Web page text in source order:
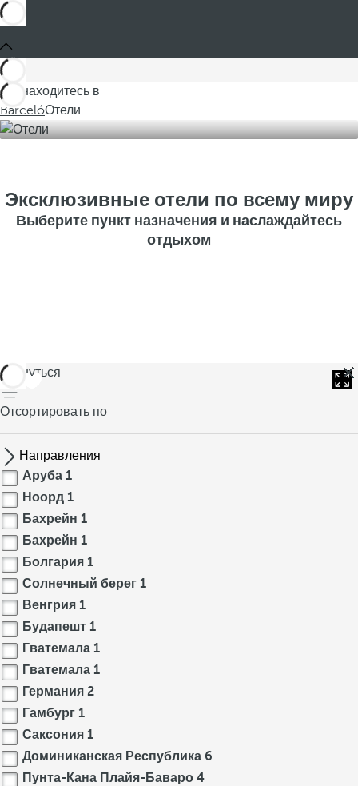
Вы находитесь в
BarcelóОтели
Эксклюзивные отели по всему миру
Выберите пункт назначения и наслаждайтесь
отдыхом
вернуться
Отсортировать по
Направления
Аруба 1
Ноорд 1
Бахрейн 1
Бахрейн 1
Болгария 1
Солнечный берег 1
Венгрия 1
Будапешт 1
Гватемала 1
Гватемала 1
Германия 2
Гамбург 1
Саксония 1
Доминиканская Республика 6
Пунта-Кана Плайя-Баваро 4